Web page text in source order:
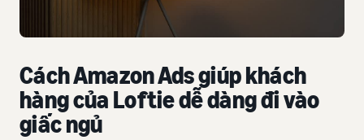
Cách Amazon Ads giúp khách
hàng của Loftie dễ dàng đi vào
giấc ngủ